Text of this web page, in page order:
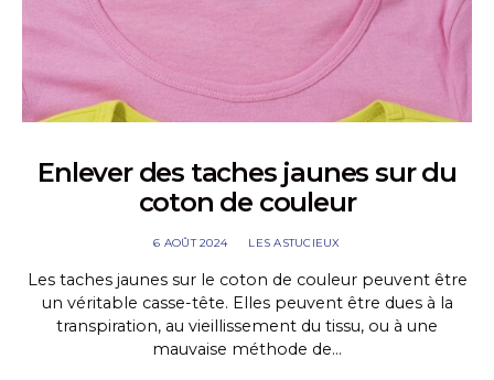
Enlever des taches jaunes sur du
coton de couleur
6 AOÛT 2024 LES ASTUCIEUX
Les taches jaunes sur le coton de couleur peuvent être
un véritable casse-tête. Elles peuvent être dues à la
transpiration, au vieillissement du tissu, ou à une
mauvaise méthode de…